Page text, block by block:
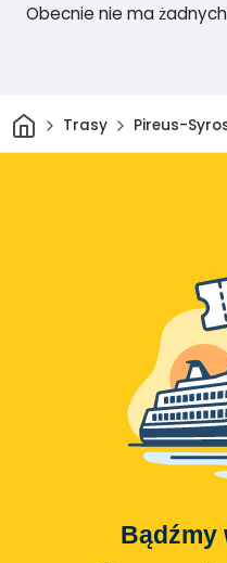
Obecnie nie ma
DomTrasy Pireus-
Bądźmy